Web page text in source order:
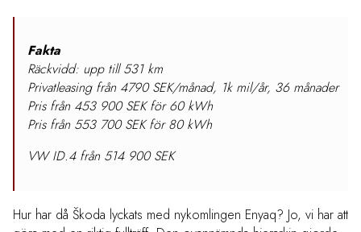
Fakta
Räckvidd: upp till 531 km
Privatleasing från 4790 SEK/månad, 1k mil/år, 36 månader
Pris från 453 900 SEK för 60 kWh
Pris från 553 700 SEK för 80 kWh
VW ID.4 från 514 900 SEK
Hur har då Škoda lyckats med nykomlingen Enyaq? Jo, vi har att